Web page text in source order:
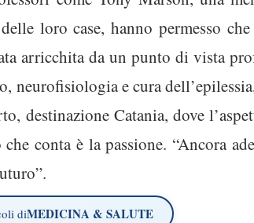
loro case, hanno permesso
arricchita da un punto di vista
neurofisiologia e cura
destinazione Catania, dove
conta è la passione. “Ancora
diMEDICINA & SALUTE